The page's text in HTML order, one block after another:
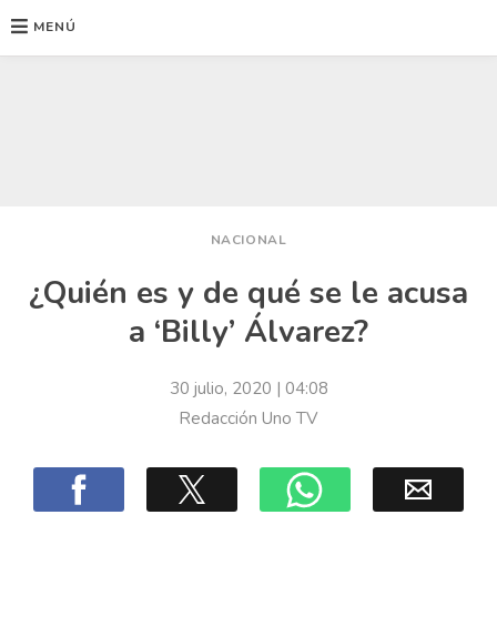
MENÚ
NACIONAL
¿Quién es y de qué se le acusa
a ‘Billy’ Álvarez?
30 julio, 2020 | 04:08
Redacción Uno TV